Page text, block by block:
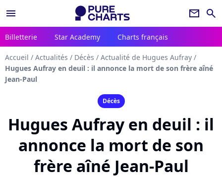
menu newsletter search
Billetterie Star Academy Charts français
Accueil / Actualités / Décès / Actualité de Hugues Aufray /
Hugues Aufray en deuil : il annonce la mort de son frère aîné
Jean-Paul
Décès
Hugues Aufray en deuil : il
annonce la mort de son
frère aîné Jean-Paul